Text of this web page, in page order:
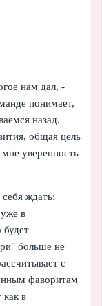
нам дал, -
понимает,
назад.
общая цель
уверенность
ждать:
в
будет
больше не
с
фаворитам
как в